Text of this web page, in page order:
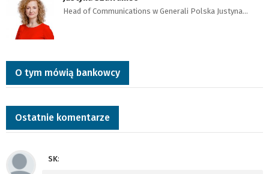
Head of Communications w Generali Polska Justyna…
O tym mówią bankowcy
Ostatnie komentarze
SK: